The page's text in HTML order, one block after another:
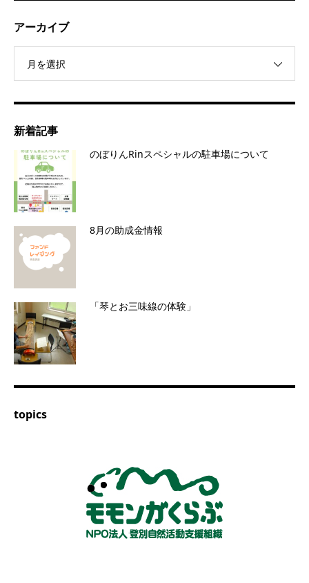
アーカイブ
月を選択
新着記事
のぼりんRinスペシャルの駐車場について
8月の助成金情報
「琴とお三味線の体験」
topics